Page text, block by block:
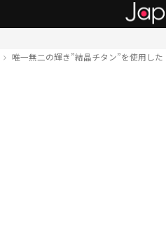
唯一無二の輝き”結晶チタン”​を使用し